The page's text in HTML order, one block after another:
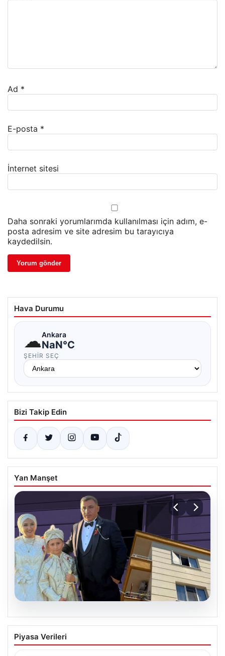
Ad *
E-posta *
İnternet sitesi
Daha sonraki yorumlarımda kullanılması için adım, e-
posta adresim ve site adresim bu tarayıcıya
kaydedilsin.
Hava Durumu
☁Ankara
NaN°C
ŞEHIR SEÇ
Bizi Takip Edin
Yan Manşet
06.08.2026
Çanakkale’de böcek ilaçlaması felakete
dönüştü. Yusuf öldü, annesi yoğun
Piyasa Verileri